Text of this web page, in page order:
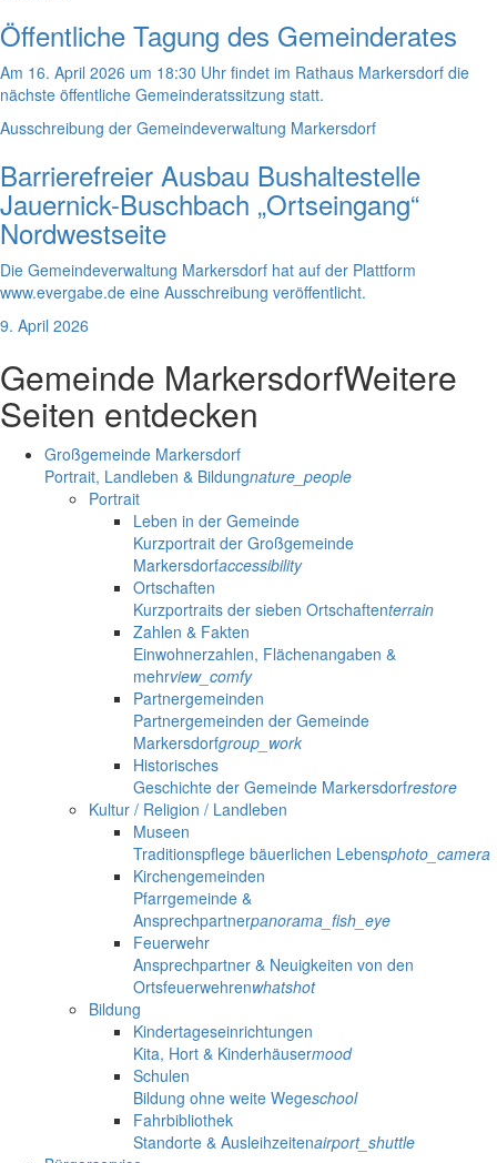
Öffentliche Tagung des Gemeinderates
Am 16. April 2026 um 18:30 Uhr findet im Rathaus Markersdorf die
nächste öffentliche Gemeinderatssitzung statt.
Ausschreibung der Gemeindeverwaltung Markersdorf
Barrierefreier Ausbau Bushaltestelle
Jauernick-Buschbach „Ortseingang“
Nordwestseite
Die Gemeindeverwaltung Markersdorf hat auf der Plattform
www.evergabe.de eine Ausschreibung veröffentlicht.
9. April 2026
Gemeinde MarkersdorfWeitere
Seiten entdecken
Großgemeinde Markersdorf
Portrait, Landleben & Bildungnature_people
Portrait
Leben in der Gemeinde
Kurzportrait der Großgemeinde
Markersdorfaccessibility
Ortschaften
Kurzportraits der sieben Ortschaftenterrain
Zahlen & Fakten
Einwohnerzahlen, Flächenangaben &
mehrview_comfy
Partnergemeinden
Partnergemeinden der Gemeinde
Markersdorfgroup_work
Historisches
Geschichte der Gemeinde Markersdorfrestore
Kultur / Religion / Landleben
Museen
Traditionspflege bäuerlichen Lebensphoto_camera
Kirchengemeinden
Pfarrgemeinde &
Ansprechpartnerpanorama_fish_eye
Feuerwehr
Ansprechpartner & Neuigkeiten von den
Ortsfeuerwehrenwhatshot
Bildung
Kindertageseinrichtungen
Kita, Hort & Kinderhäusermood
Schulen
Bildung ohne weite Wegeschool
Fahrbibliothek
Standorte & Ausleihzeitenairport_shuttle